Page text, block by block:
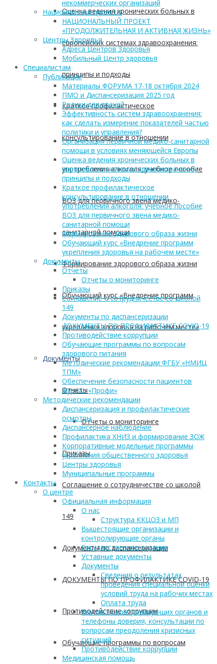
Оценка ведения хронических больных в
европейских системах здравоохранения:
принципы и подходы
Краткое профилактическое
консультирование в отношении
употребления алкоголя: учебное пособие
ВОЗ для первичного звена медико-
санитарной помощи
Формирование здорового образа жизни
Обучающий курс «Внедрение программ
укрепления здоровья на рабочем месте»
Документы
Отчеты
Отчеты о мониторинге
Приказы
Соглашение о сотрудничестве со школой
149
Документы по диспансеризации
ДОКУМЕНТЫ ПО ПРОФИЛАКТИКЕ COVID-19
Противодействие коррупции
Обучающие программы по вопросам
некоммерческих организаций
Национальные проекты
НАЦИОНАЛЬНЫЙ ПРОЕКТ
«ПРОДОЛЖИТЕЛЬНАЯ И АКТИВНАЯ ЖИЗНЬ»
Центры Здоровья
Адреса Центров Здоровья
Мобильный Центр здоровья
Cпециалистам
Публикации
Материалы ФОРУМА 17-18 октября 2024
ПМО и Диспансеризация 2025 год
Ролики для врачей
Эффективность систем здравоохранения:
как сделать измерение показателей частью
политики и управления?
Организация первичной медико-санитарной
помощи в условиях меняющейся Европы
Оценка ведения хронических больных в
европейских системах здравоохранения:
принципы и подходы
Краткое профилактическое
консультирование в отношении
употребления алкоголя: учебное пособие
ВОЗ для первичного звена медико-
санитарной помощи
Формирование здорового образа жизни
Обучающий курс «Внедрение программ
укрепления здоровья на рабочем месте»
Документы
Отчеты
Отчеты о мониторинге
Приказы
Соглашение о сотрудничестве со школой
149
Документы по диспансеризации
ДОКУМЕНТЫ ПО ПРОФИЛАКТИКЕ COVID-19
Противодействие коррупции
Обучающие программы по вопросам
здорового питания
Методические рекомендации ФГБУ «НМИЦ
ТПМ»
Обеспечение безопасности пациентов
Журнал «Профи»
Методические рекомендации
Диспансеризация и профилактические
осмотры
Диспансерное наблюдение
Профилактика ХНИЗ и формирование ЗОЖ
Корпоративные модельные программы
укрепления общественного здоровья
Центры здоровья
Муниципальные программы
Контакты
О центре
Официальная информация
О нас
Структура ККЦОЗ и МП
Вышестоящие организации и
контролирующие органы
Государственное задание
Уставные документы
Документы
Сведения о результатах
проведения специальной оценки
условий труда на рабочих местах
Оплата труда
Контакты контролирующих органов и
телефоны доверия, консультации по
вопросам преодоления кризисных
ситуаций
Противодействие коррупции
Медицинская помощь